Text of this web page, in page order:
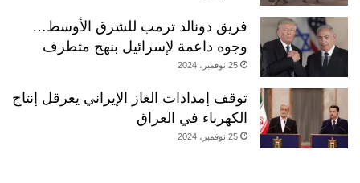
فريق دونالد ترمب للشرق الأوسط…
وجوه داعمة لإسرائيل بنهج متطرف
25 نوفمبر، 2024
توقف إمدادات الغاز الإيراني يعرقل إنتاج
الكهرباء في العراق
25 نوفمبر، 2024